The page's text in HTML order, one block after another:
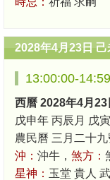
2028年4月23日 己
13:00:00-
西曆 2028年4月
戊申年 丙辰月 戊
農民曆 三月二十
沖： 沖牛， 煞方：
星神： 玉堂 貴人